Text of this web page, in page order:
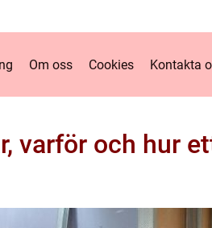
Om oss Cookies Kontakta
varför och hur